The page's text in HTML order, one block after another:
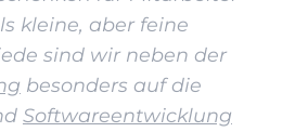
kleine, aber feine
sind wir neben der
besonders auf die
Softwareentwicklung